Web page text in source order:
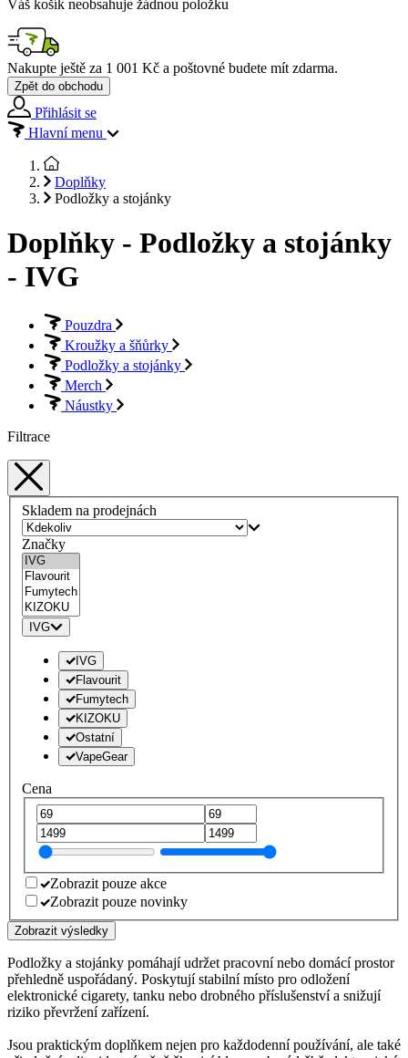
Váš košík neobsahuje žádnou položku
Nakupte ještě za 1 001 Kč a poštovné budete mít zdarma.
Zpět do obchodu
Přihlásit se
Hlavní menu
Doplňky
Podložky a stojánky
Doplňky - Podložky a stojánky
- IVG
Pouzdra
Kroužky a šňůrky
Podložky a stojánky
Merch
Náustky
Filtrace
Skladem na prodejnách
Značky
IVG
IVG
Flavourit
Fumytech
KIZOKU
Ostatní
VapeGear
Cena
Zobrazit pouze akce
Zobrazit pouze novinky
Zobrazit výsledky
Podložky a stojánky pomáhají udržet pracovní nebo domácí prostor
přehledně uspořádaný. Poskytují stabilní místo pro odložení
elektronické cigarety, tanku nebo drobného příslušenství a snižují
riziko převržení zařízení.
Jsou praktickým doplňkem nejen pro každodenní používání, ale také